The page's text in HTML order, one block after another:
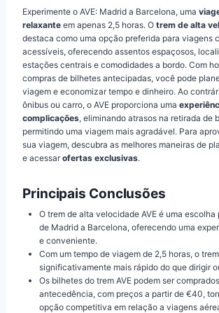
Experimente o AVE: Madrid a Barcelona, uma
relaxante em apenas 2,5 horas. O trem de alta
destaca como uma opção preferida para viagens
acessíveis, oferecendo assentos espaçosos,
estações centrais e comodidades a bordo. Com
compras de bilhetes antecipadas, você pode
viagem e economizar tempo e dinheiro. Ao
ônibus ou carro, o AVE proporciona uma
complicações, eliminando atrasos na retirada de
permitindo uma viagem mais agradável. Para
sua viagem, descubra as melhores maneiras de
e acessarofertas exclusivas.
Principais Conclusões
O trem de alta velocidade AVE é uma
de Madrid a Barcelona, oferecendo uma
e conveniente.
Com um tempo de viagem de 2,5 horas, o
significativamente mais rápido do que dirigir
Os bilhetes do trem AVE podem ser
antecedência, com preços a partir de €40,
opção competitiva em relação a viagens